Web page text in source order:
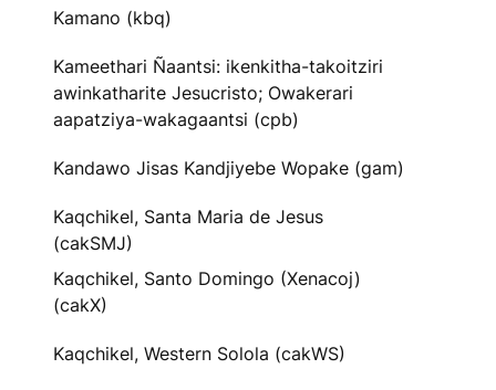
Kamano (kbq)
Kameethari Ñaantsi: ikenkitha-takoitziri
awinkatharite Jesucristo; Owakerari
aapatziya-wakagaantsi (cpb)
Kandawo Jisas Kandjiyebe Wopake (gam)
Kaqchikel, Santa Maria de Jesus
(cakSMJ)
Kaqchikel, Santo Domingo (Xenacoj)
(cakX)
Kaqchikel, Western Solola (cakWS)